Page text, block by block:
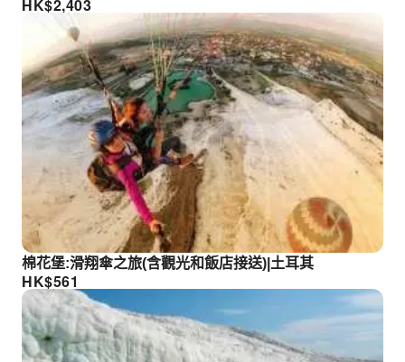
HK$2,403
棉花堡:滑翔傘之旅(含觀光和飯店接送)|土耳其
HK$561